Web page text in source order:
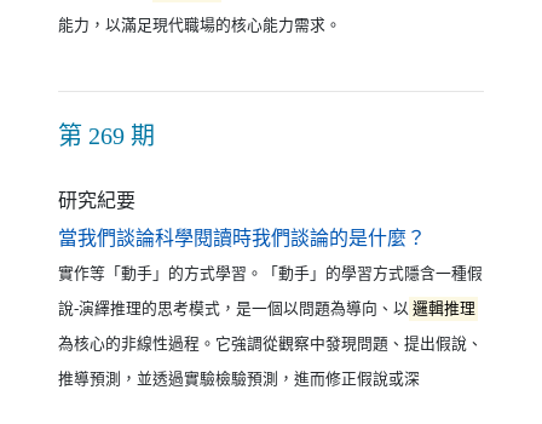
能力，以滿足現代職場的核心能力需求。
第 269 期
研究紀要
當我們談論科學閱讀時我們談論的是什麼？
實作等「動手」的方式學習。「動手」的學習方式隱含一種假
說-演繹推理的思考模式，是一個以問題為導向、以 邏輯推理
為核心的非線性過程。它強調從觀察中發現問題、提出假說、
推導預測，並透過實驗檢驗預測，進而修正假說或深